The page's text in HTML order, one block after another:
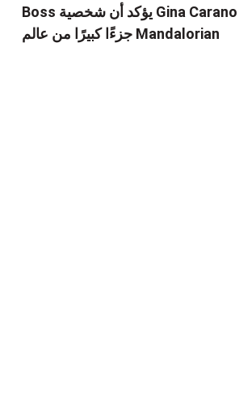
Boss يؤكد أن شخصية Gina Carano لا تزال
جزءًا كبيرًا من عالم Mandalorian